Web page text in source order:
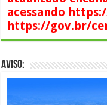
acessando
https://gov.br/
AVISO: